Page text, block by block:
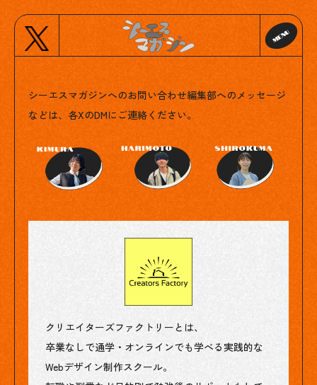
Contact
シーエスマガジンへのお問い合わせ編集部へのメッセージ
などは、各XのDMにご連絡ください。
クリエイターズファクトリーとは、
卒業なしで通学・オンラインでも学べる実践的な
Webデザイン制作スクール。